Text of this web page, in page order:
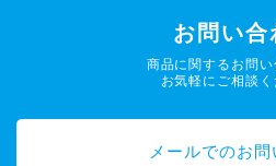
お問い合
商品に関するお問
お気軽にご相談く
メールでのお